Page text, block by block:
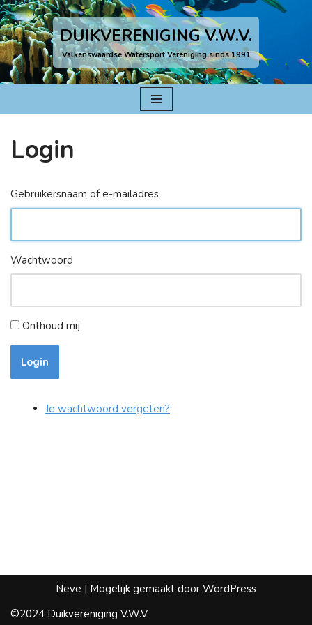
Ga
naar
de
inhoud
DUIKVERENIGING V.W.V.
Valkenswaardse Watersport Vereniging sinds 1991
Login
Gebruikersnaam of e-mailadres
Wachtwoord
Onthoud mij
Login
Je wachtwoord vergeten?
Neve | Mogelijk gemaakt door WordPress
©2024 Duikvereniging V.W.V.